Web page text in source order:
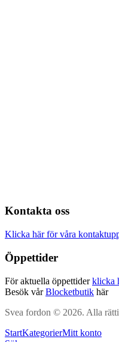
Kontakta oss
Klicka här för våra
Öppettider
För aktuella öppettiderklicka
Besök vårBlocketbutik här
Svea fordon © 2026. Alla
StartKategorierMitt konto